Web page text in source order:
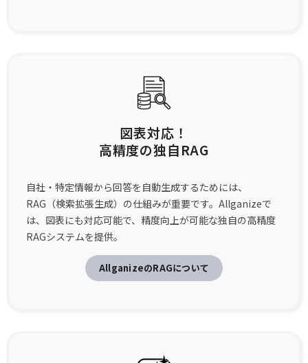
図表対応！
高精度の独自RAG
自社・特定情報から回答を自動生成するためには、
RAG（検索拡張生成）の仕組みが重要です。Allganizeで
は、図表にも対応可能で、精度向上が可能な独自の高精度
RAGシステムを提供。
AllganizeのRAGについて